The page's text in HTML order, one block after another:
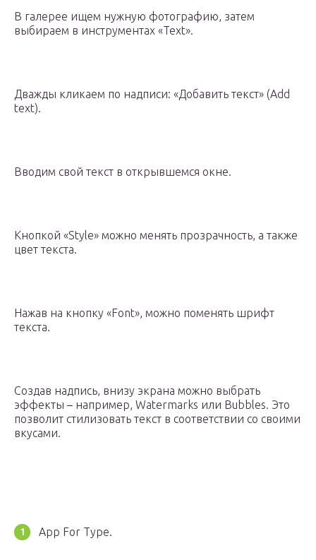
В галерее ищем нужную фотографию, затем
выбираем в инструментах «Text».
Дважды кликаем по надписи: «Добавить текст» (Add
text).
Вводим свой текст в открывшемся окне.
Кнопкой «Style» можно менять прозрачность, а также
цвет текста.
Нажав на кнопку «Font», можно поменять шрифт
текста.
Создав надпись, внизу экрана можно выбрать
эффекты – например, Watermarks или Bubbles. Это
позволит стилизовать текст в соответствии со своими
вкусами.
App For Type.